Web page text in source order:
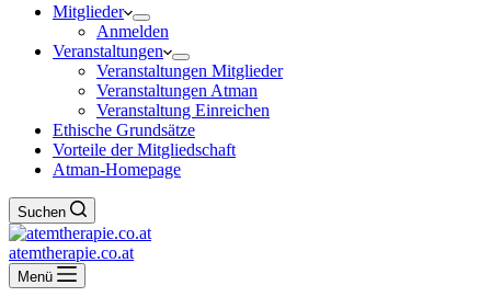
Mitglieder
Anmelden
Veranstaltungen
Veranstaltungen Mitglieder
Veranstaltungen Atman
Veranstaltung Einreichen
Ethische Grundsätze
Vorteile der Mitgliedschaft
Atman-Homepage
Suchen
atemtherapie.co.at
Menü